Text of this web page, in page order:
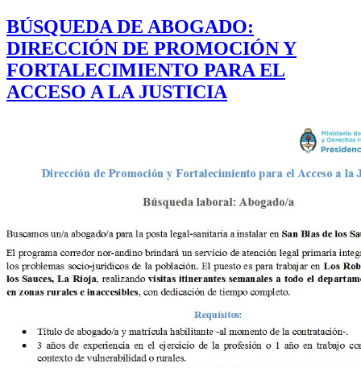
BÚSQUEDA DE ABOGADO:
DIRECCIÓN DE PROMOCIÓN Y
FORTALECIMIENTO PARA EL
ACCESO A LA JUSTICIA